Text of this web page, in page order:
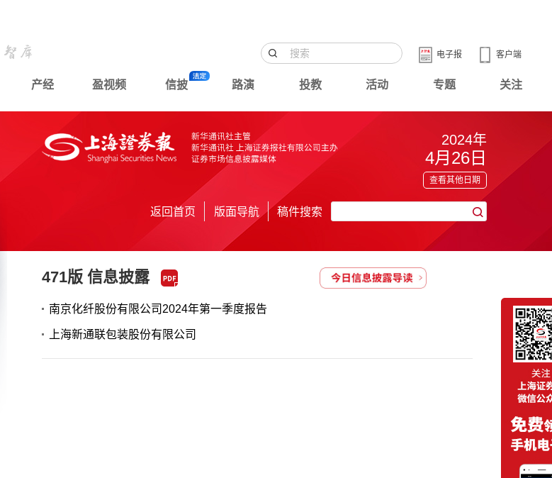
客户端
电子报
产经 盈视频 信披 路演 投教 活动 专题 关注
2024年
4月26日
查看其他日期
返回首页 版面导航 稿件搜索
471版 信息披露
南京化纤股份有限公司2024年第一季度报告
上海新通联包装股份有限公司